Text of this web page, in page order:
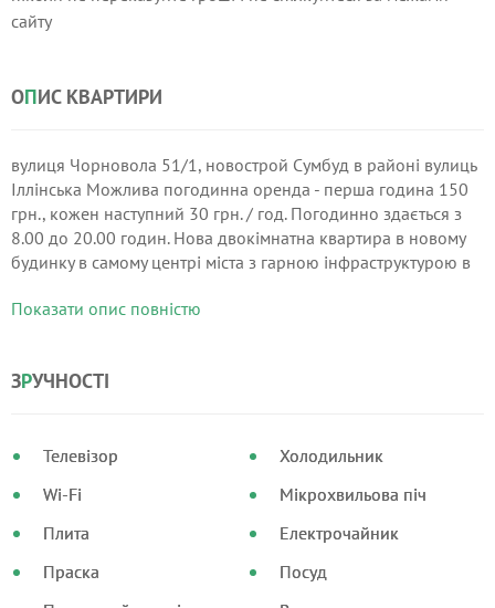
сайту
ОПИС КВАРТИРИ
вулиця Чорновола 51/1, новострой Сумбуд в районі вулиць
Іллінська Можлива погодинна оренда - перша година 150
грн., кожен наступний 30 грн. / год. Погодинно здається з
8.00 до 20.00 годин. Нова двокімнатна квартира в новому
будинку в самому центрі міста з гарною інфраструктурою в
Показати опис повністю
ЗРУЧНОСТІ
Телевізор
Wi-Fi
Плита
Праска
Холодильник
Мікрохвильова піч
Електрочайник
Посуд